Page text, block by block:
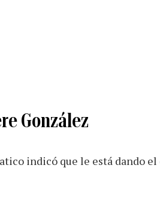
González
indicó que le está dando el